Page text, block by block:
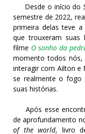
Desde o início do
semestre de 2022,
primeira delas teve
que trouxeram
filme O sonho da
momento todos nós,
interagir com Ailton e
se realmente o fogo
suas histórias.
Após esse
de aprofundamento
of the world, livro